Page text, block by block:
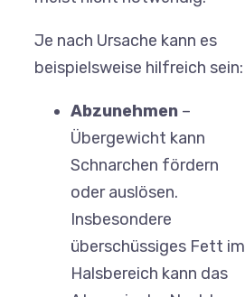
Je nach Ursache kann es
beispielsweise hilfreich sein:
Abzunehmen –
Übergewicht kann
Schnarchen fördern
oder auslösen.
Insbesondere
überschüssiges Fett im
Halsbereich kann das